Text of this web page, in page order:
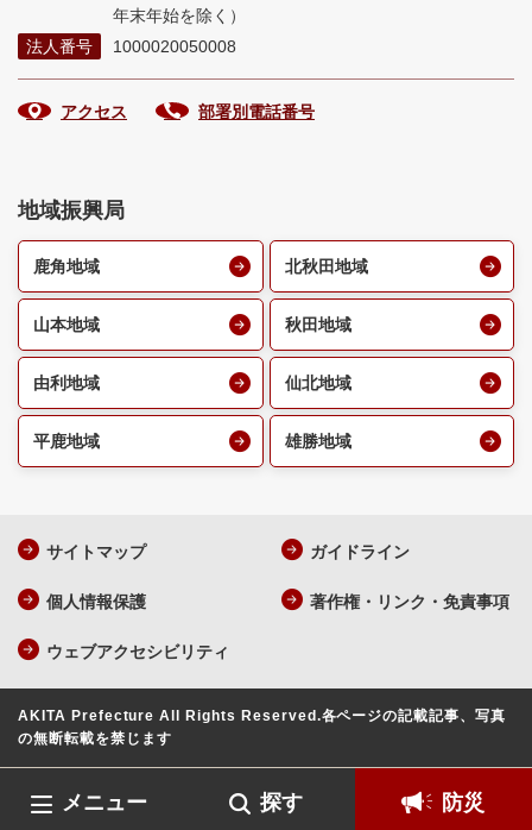
メニュー 探す 防災
年末年始を除く）
法人番号
1000020050008
アクセス 部署別電話番号
地域振興局
鹿角地域 北秋田地域
山本地域 秋田地域
由利地域 仙北地域
平鹿地域 雄勝地域
サイトマップ ガイドライン
個人情報保護 著作権・リンク・免責事項
ウェブアクセシビリティ
AKITA Prefecture All Rights Reserved.各ページの記載記事、写真
の無断転載を禁じます